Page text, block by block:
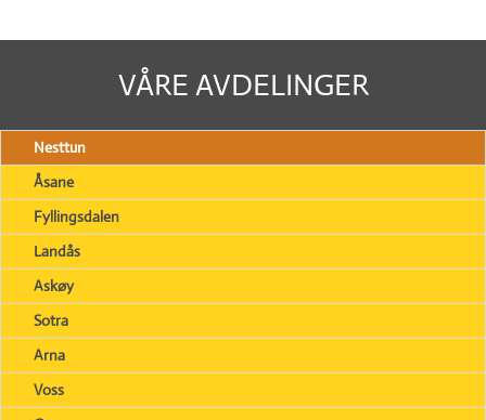
VÅRE AVDELINGER
Nesttun
Åsane
Fyllingsdalen
Landås
Askøy
Sotra
Arna
Voss